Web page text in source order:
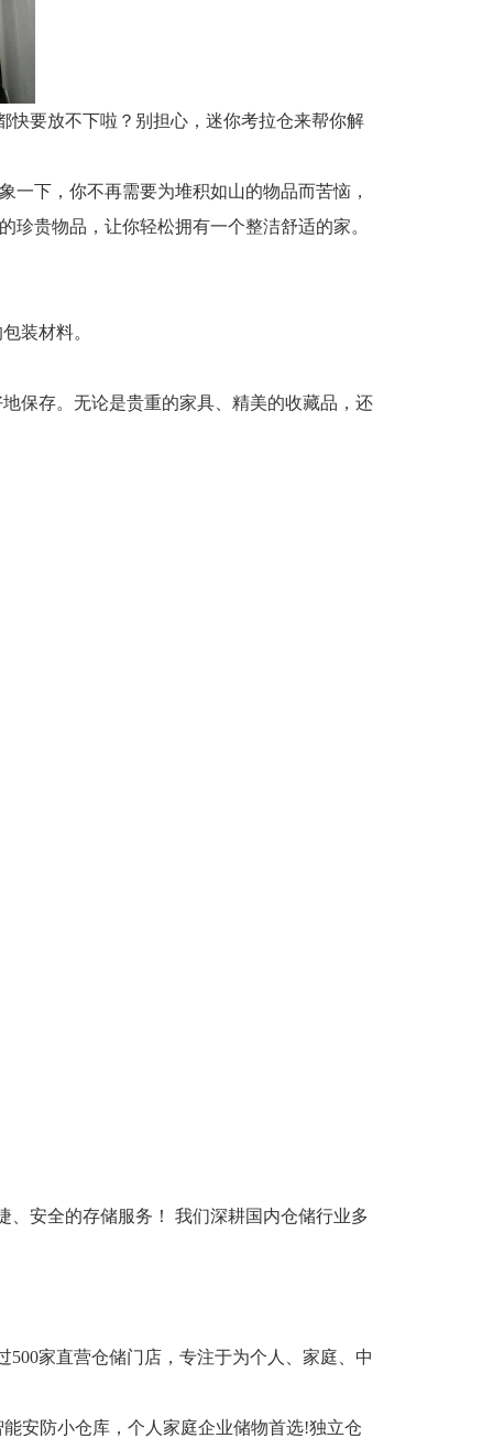
快要放不下啦？别担心，迷你考拉仓来帮你解
下，你不再需要为堆积如山的物品而苦恼，
贵物品，让你轻松拥有一个整洁舒适的家。
装材料。
保存。无论是贵重的家具、精美的收藏品，还
安全的存储服务！ 我们深耕国内仓储行业多
家直营仓储门店，专注于为个人、家庭、中
安防小仓库，个人家庭企业储物首选!独立仓